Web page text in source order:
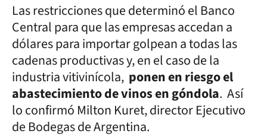
Las restricciones que determinó el Banco
Central para que las empresas accedan a
dólares para importar golpean a todas las
cadenas productivas y, en el caso de la
industria vitivinícola, ponen en riesgo el
abastecimiento de vinos en góndola. Así
lo confirmó Milton Kuret, director Ejecutivo
de Bodegas de Argentina.